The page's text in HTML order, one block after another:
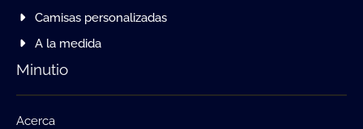
Camisas personalizadas
A la medida
Minutio
Acerca